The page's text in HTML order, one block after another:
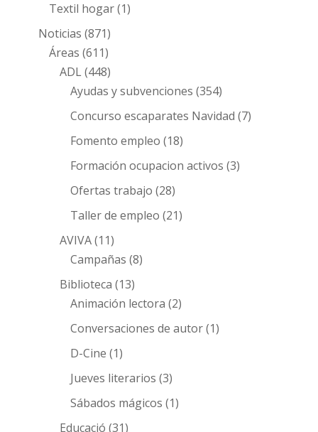
Textil hogar(1)
Noticias (871)
Áreas (611)
ADL(448)
Ayudas y subvenciones (354)
Concurso escaparates Navidad (7)
Fomento empleo (18)
Formación ocupacion activos (3)
Ofertas trabajo (28)
Taller de empleo (21)
AVIVA(11)
Campañas (8)
Biblioteca (13)
Animación lectora (2)
Conversaciones de autor(1)
D-Cine (1)
Jueves literarios (3)
Sábados mágicos (1)
Educació (31)